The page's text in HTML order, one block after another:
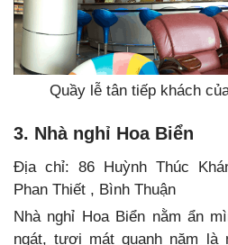
Quầy lễ tân tiếp khách
3. Nhà nghỉ Hoa Biển
Địa chỉ: 86 Huỳnh Thúc
Phan Thiết , Bình Thuận
Nhà nghỉ Hoa Biển nằm ẩn
ngát, tươi mát quanh năm là